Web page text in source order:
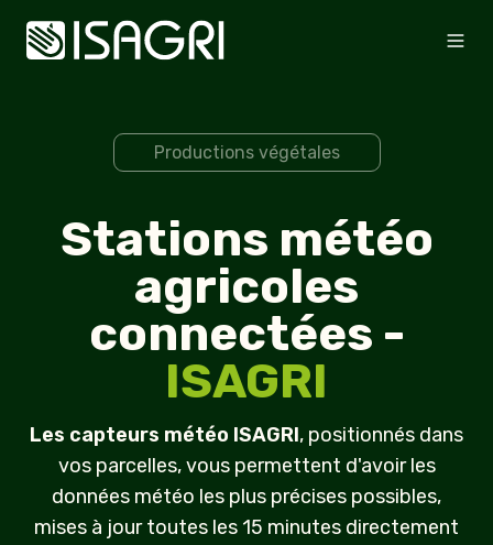
Productions végétales
Stations météo
agricoles
connectées -
ISAGRI
Les capteurs météo ISAGRI, positionnés dans
vos parcelles, vous permettent d'avoir les
données météo les plus précises possibles,
mises à jour toutes les 15 minutes directement